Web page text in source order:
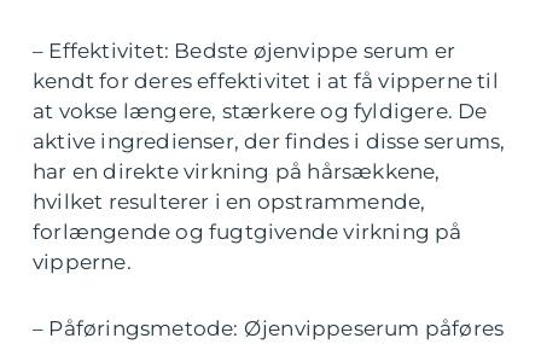
– Effektivitet: Bedste øjenvippe serum er
kendt for deres effektivitet i at få vipperne til
at vokse længere, stærkere og fyldigere. De
aktive ingredienser, der findes i disse serums,
har en direkte virkning på hårsækkene,
hvilket resulterer i en opstrammende,
forlængende og fugtgivende virkning på
vipperne.
– Påføringsmetode: Øjenvippeserum påføres